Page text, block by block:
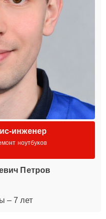
инженер
ноутбуков
Петров
– 7 лет